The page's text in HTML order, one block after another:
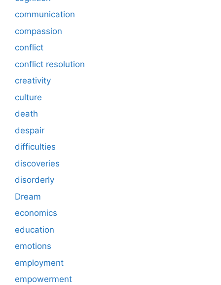
communication
compassion
conflict
conflict resolution
creativity
culture
death
despair
difficulties
discoveries
disorderly
Dream
economics
education
emotions
employment
empowerment